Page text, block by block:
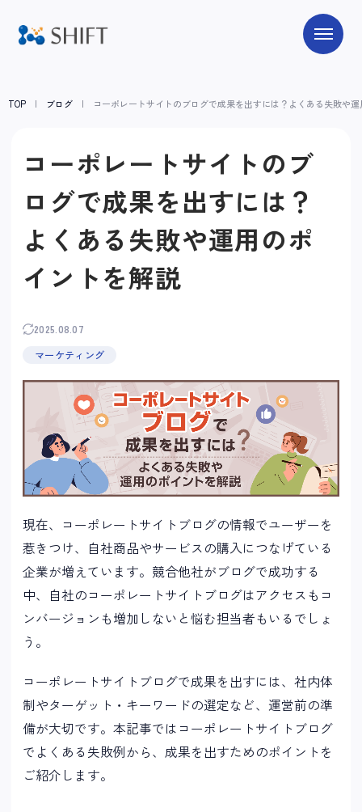
TOP ブログ コーポレートサイトのブログで成果を出すには？よくある失敗や
コーポレートサイトのブ
ログで成果を出すには？
よくある失敗や運用のポ
イントを解説
2025.08.07
マーケティング
現在、コーポレートサイトブログの情報でユーザーを
惹きつけ、自社商品やサービスの購入につなげている
企業が増えています。競合他社がブログで成功する
中、自社のコーポレートサイトブログはアクセスもコ
ンバージョンも増加しないと悩む担当者もいるでしょ
う。
コーポレートサイトブログで成果を出すには、社内体
制やターゲット・キーワードの選定など、運営前の準
備が大切です。本記事ではコーポレートサイトブログ
でよくある失敗例から、成果を出すためのポイントを
ご紹介します。